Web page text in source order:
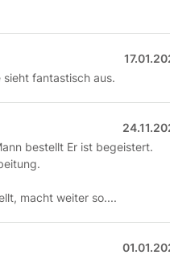
sieht fantastisch aus.
bestellt Er ist begeistert.
macht weiter so....